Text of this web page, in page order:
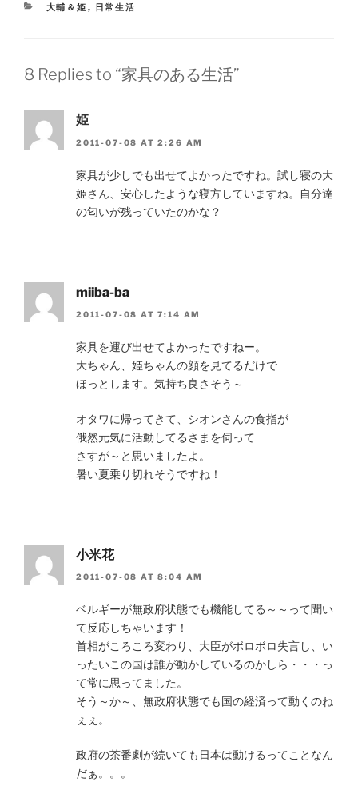
CATEGORIES
大輔＆姫 , 日常生活
8 Replies to “家具のある生活”
姫
2011-07-08 AT 2:26 AM
家具が少しでも出せてよかったですね。試し寝の大
姫さん、安心したような寝方していますね。自分達
の匂いが残っていたのかな？
miiba-ba
2011-07-08 AT 7:14 AM
家具を運び出せてよかったですねー。
大ちゃん、姫ちゃんの顔を見てるだけで
ほっとします。気持ち良さそう～
オタワに帰ってきて、シオンさんの食指が
俄然元気に活動してるさまを伺って
さすが～と思いましたよ。
暑い夏乗り切れそうですね！
小米花
2011-07-08 AT 8:04 AM
ベルギーが無政府状態でも機能してる～～って聞い
て反応しちゃいます！
首相がころころ変わり、大臣がボロボロ失言し、い
ったいこの国は誰が動かしているのかしら・・・っ
て常に思ってました。
そう～か～、無政府状態でも国の経済って動くのね
ぇぇ。
政府の茶番劇が続いても日本は動けるってことなん
だぁ。。。